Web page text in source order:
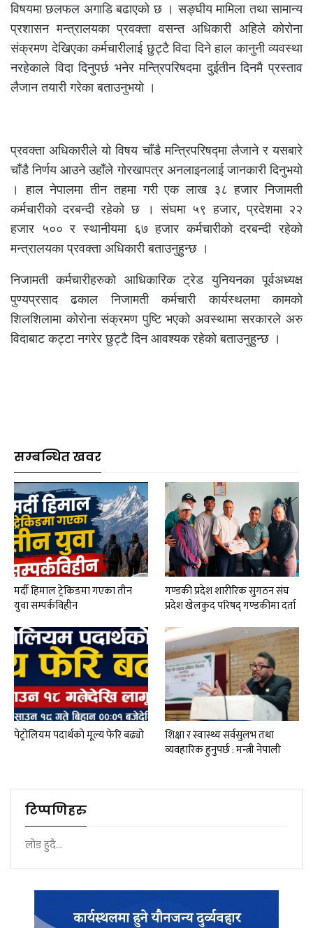
विषयमा छलफल अगाडि बढाएको छ । सङ्घीय मामिला तथा सामान्य
प्रशासन मन्त्रालयका प्रवक्ता वसन्त अधिकारी अहिले कोरोना
संक्रमण देखिएका कर्मचारीलाई छुट्टै विदा दिने हाल कानुनी व्यवस्था
नरहेकाले विदा दिनुपर्छ भनेर मन्त्रिपरिषदमा दुईतीन दिनमै प्रस्ताव
लैजान तयारी गरेका बताउनुभयो ।
प्रवक्ता अधिकारीले यो विषय चाँडै मन्त्रिपरिषद्मा लैजाने र यसबारे
चाँडै निर्णय आउने उहाँले गोरखापत्र अनलाइनलाई जानकारी दिनुभयो
। हाल नेपालमा तीन तहमा गरी एक लाख ३८ हजार निजामती
कर्मचारीको दरबन्दी रहेको छ । संघमा ५९ हजार, प्रदेशमा २२
हजार ५०० र स्थानीयमा ६७ हजार कर्मचारीको दरबन्दी रहेको
मन्त्रालयका प्रवक्ता अधिकारी बताउनुहुन्छ ।
निजामती कर्मचारीहरुको आधिकारिक ट्रेड युनियनका पूर्वअध्यक्ष
पुण्यप्रसाद ढकाल निजामती कर्मचारी कार्यस्थलमा कामको
शिलशिलामा कोरोना संक्रमण पुष्टि भएको अवस्थामा सरकारले अरु
विदाबाट कट्टा नगरेर छुट्टै दिन आवश्यक रहेको बताउनुहुन्छ ।
सम्बन्धित खवर
मर्दी हिमाल ट्रेकिङमा गएका तीन
युवा सम्पर्कविहीन
गण्डकी प्रदेश शारीरिक सुगठन संघ
प्रदेश खेलकुद परिषद् गण्डकीमा दर्ता
पेट्रोलियम पदार्थको मूल्य फेरि बढ्यो
शिक्षा र स्वास्थ्य सर्वसुलभ तथा
व्यवहारिक हुनुपर्छ : मन्त्री नेपाली
टिप्पणिहरु
लोड हुदै...